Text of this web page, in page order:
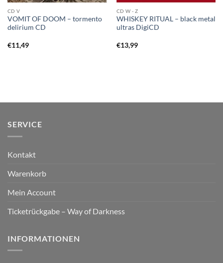
CD V
VOMIT OF DOOM – tormento
delirium CD
€11,49
CD W - Z
WHISKEY RITUAL – black metal
ultras DigiCD
€13,99
SERVICE
Kontakt
Warenkorb
Mein Account
Ticketrückgabe – Way of Darkness
INFORMATIONEN